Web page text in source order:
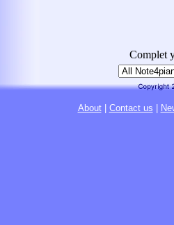
Complet
About| Contact us